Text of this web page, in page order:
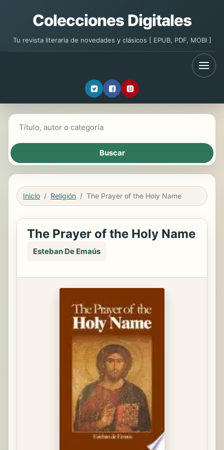
Colecciones Digitales
Tu revista literaria de novedades y clásicos [ EPUB, PDF, MOBI ]
Inicio Religión The Prayer of the Holy Name
The Prayer of the Holy Name
Esteban De Emaús